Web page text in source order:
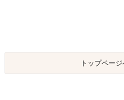
トップペー